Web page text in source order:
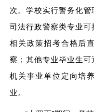
次。学校实行警务化
司法行政警察类专业
相关政策招考合格后
察；其他专业毕业生可
机关事业单位定向培
业。